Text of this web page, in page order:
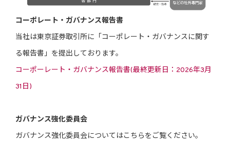
コーポレート・ガバナンス報告書
当社は東京証券取引所に「コーポレート・ガバナンスに関す
る報告書」を提出しております。
コーポーレート・ガバナンス報告書(最終更新日：2026年3月
31日)
ガバナンス強化委員会
ガバナンス強化委員会についてはこちらをご覧ください。